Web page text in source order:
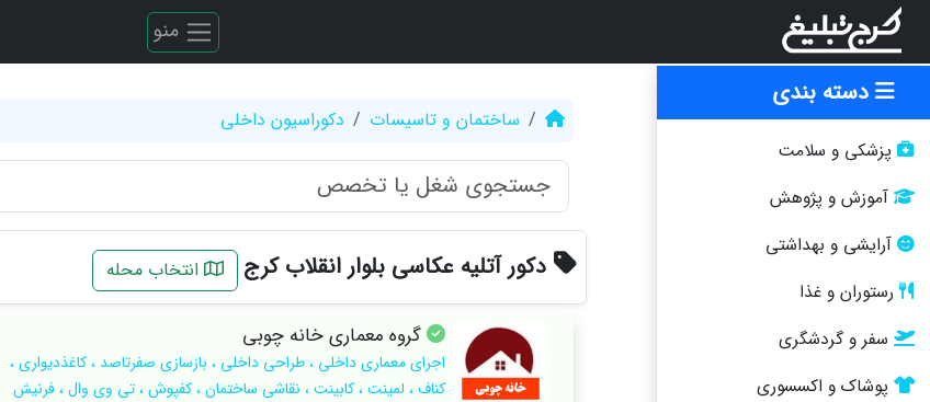
منو
دسته بندی
پزشکی و سلامت
آموزش و پژوهش
آرایشی و بهداشتی
رستوران و غذا
سفر و گردشگری
پوشاک و اکسسوری
ساختمان و تاسیسات دکوراسیون داخلی
دکور آتلیه عکاسی بلوار انقلاب کرج انتخاب محله
گروه‌ معماری خانه چوبی
اجرای معماری داخلی ، طراحی داخلی ، بازسازی صفرتاصد ، کاغذدیواری ،
کناف ، لمینت ، کابینت ، نقاشی ساختمان ، کفپوش ، تی وی وال ، فرنیش